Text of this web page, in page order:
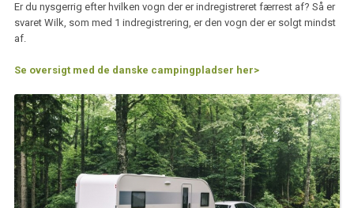
Er du nysgerrig efter hvilken vogn der er indregistreret færrest af? Så er
svaret Wilk, som med 1 indregistrering, er den vogn der er solgt mindst
af.
Se oversigt med de danske campingpladser her>